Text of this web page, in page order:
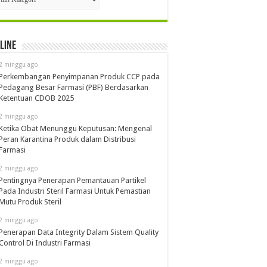
2 minggu ago
Penyimpanan Produk CCP pada
Besar Farmasi (PBF) Berdasarkan
CDOB 2025
2 minggu ago
Obat Menunggu Keputusan: Mengenal
Karantina Produk dalam Distribusi
2 minggu ago
Penerapan Pemantauan Partikel
Industri Steril Farmasi Untuk Pemastian
Produk Steril
2 minggu ago
Data Integrity Dalam Sistem Quality
Di Industri Farmasi
2 minggu ago